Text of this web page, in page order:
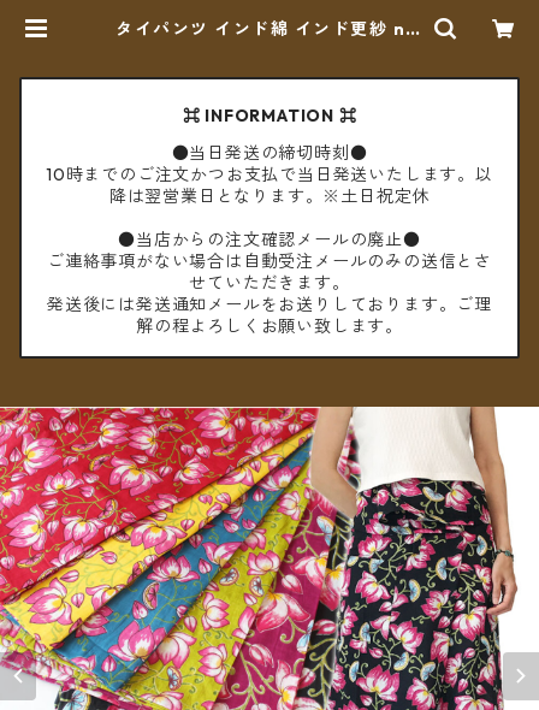
タイパンツ インド綿 インド更紗 no.
（チェト）
⌘ INFORMATION ⌘
●当日発送の締切時刻●
10時までのご注文かつお支払で当日発送いたします。以
降は翌営業日となります。※土日祝定休
●当店からの注文確認メールの廃止●
ご連絡事項がない場合は自動受注メールのみの送信とさ
せていただきます。
発送後には発送通知メールをお送りしております。ご理
解の程よろしくお願い致します。